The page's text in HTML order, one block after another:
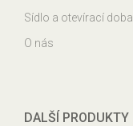
Sídlo a otevírací doba
O nás
DALŠÍ PRODUKTY